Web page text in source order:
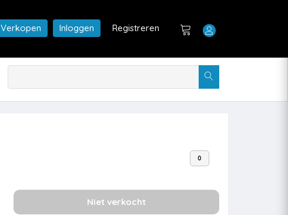
Verkopen Inloggen Registreren
0
Niet verkocht